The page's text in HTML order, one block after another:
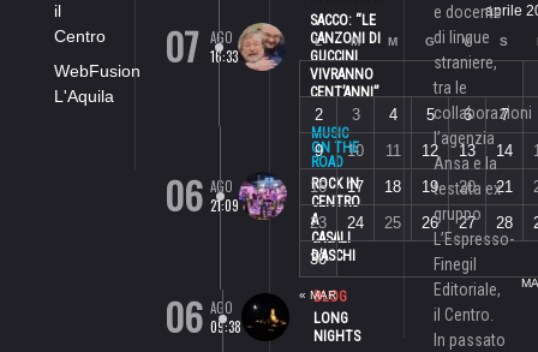
il
Centro
WebFusion
L'Aquila
07
AGO
16:33
SACCO: “LE
CANZONI DI
GUCCINI
VIVRANNO
CENT’ANNI”
06 AGO
21:09
MUSIC
ON THE
ROAD
ROCK IN
CENTRO
A
CASALI
D’ASCHI
06 AGO
09:38
BLOG
LONG
NIGHTS
aprile
L M M G V S
« MAR
2
3 4 5 6 7
9
10 11 12 13 14
16
17 18 19 20 21
23
24 25 26 27 28
30
e docente
di lingue
straniere,
tra le
collaborazioni
l’agenzia
Ansa e la
testata ex
gruppo
L’Espresso-
Finegil
Editoriale,
il Centro.
In passato